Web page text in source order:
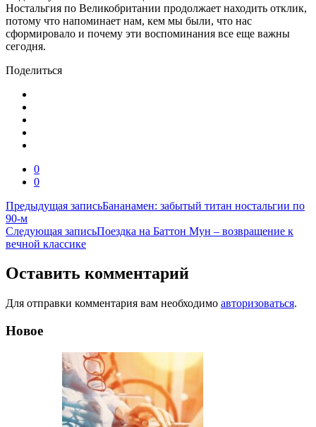
Ностальгия по Великобритании продолжает находить отклик,
потому что напоминает нам, кем мы были, что нас
сформировало и почему эти воспоминания все еще важны
сегодня.
Поделиться
0
0
Навигация
по
записям
Предыдущая записьБананамен: забытый титан ностальгии по
90-м
Следующая записьПоездка на Баттон Мун – возвращение к
вечной классике
Оставить комментарий
Для отправки комментария вам необходимо авторизоваться.
Новое